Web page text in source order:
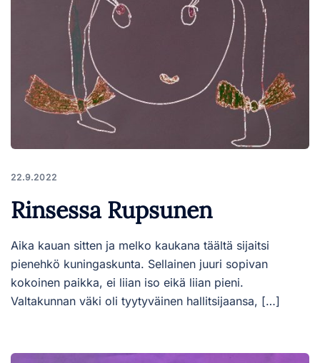
22.9.2022
Rinsessa Rupsunen
Aika kauan sitten ja melko kaukana täältä sijaitsi
pienehkö kuningaskunta. Sellainen juuri sopivan
kokoinen paikka, ei liian iso eikä liian pieni.
Valtakunnan väki oli tyytyväinen hallitsijaansa, […]